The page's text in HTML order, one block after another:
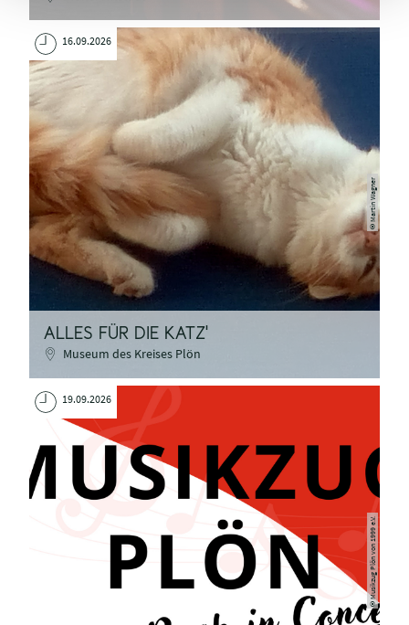
©
Martin Wagner
16.09.2026
ALLES FÜR DIE KATZ'
Museum des Kreises Plön
©Musikzug Plön von 1999 e.V.
19.09.2026